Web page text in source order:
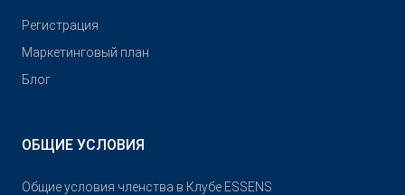
Pегистрация
Маркетинговый план
Блог
ОБЩИЕ УСЛОВИЯ
Общие условия членства в Клубе ESSENS